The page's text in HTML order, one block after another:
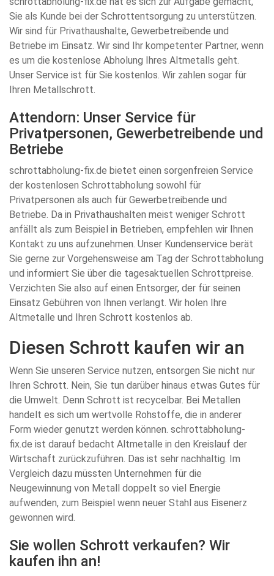
Sie als Kunde bei der Schrottentsorgung zu unterstützen.
Wir sind für Privathaushalte, Gewerbetreibende und
Betriebe im Einsatz. Wir sind Ihr kompetenter Partner, wenn
es um die kostenlose Abholung Ihres Altmetalls geht.
Unser Service ist für Sie kostenlos. Wir zahlen sogar für
Ihren Metallschrott.
Attendorn: Unser Service für
Privatpersonen, Gewerbetreibende und
Betriebe
schrottabholung-fix.de bietet einen sorgenfreien Service
der kostenlosen Schrottabholung sowohl für
Privatpersonen als auch für Gewerbetreibende und
Betriebe. Da in Privathaushalten meist weniger Schrott
anfällt als zum Beispiel in Betrieben, empfehlen wir Ihnen
Kontakt zu uns aufzunehmen. Unser Kundenservice berät
Sie gerne zur Vorgehensweise am Tag der Schrottabholung
und informiert Sie über die tagesaktuellen Schrottpreise.
Verzichten Sie also auf einen Entsorger, der für seinen
Einsatz Gebühren von Ihnen verlangt. Wir holen Ihre
Altmetalle und Ihren Schrott kostenlos ab.
Diesen Schrott kaufen wir an
Wenn Sie unseren Service nutzen, entsorgen Sie nicht nur
Ihren Schrott. Nein, Sie tun darüber hinaus etwas Gutes für
die Umwelt. Denn Schrott ist recycelbar. Bei Metallen
handelt es sich um wertvolle Rohstoffe, die in anderer
Form wieder genutzt werden können. schrottabholung-
fix.de ist darauf bedacht Altmetalle in den Kreislauf der
Wirtschaft zurückzuführen. Das ist sehr nachhaltig. Im
Vergleich dazu müssten Unternehmen für die
Neugewinnung von Metall doppelt so viel Energie
aufwenden, zum Beispiel wenn neuer Stahl aus Eisenerz
gewonnen wird.
Sie wollen Schrott verkaufen? Wir
kaufen ihn an!